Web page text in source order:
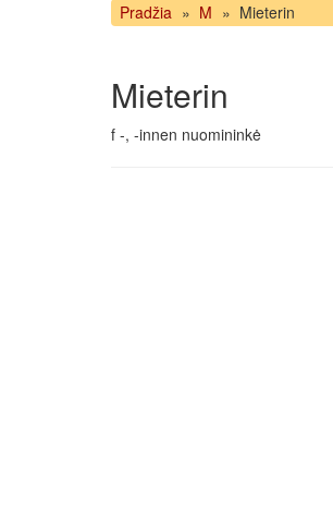
Pradžia » M » Mieterin
Mieterin
f -, -innen nuomininkė